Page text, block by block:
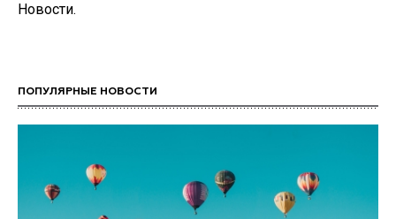
Новости.
ПОПУЛЯРНЫЕ НОВОСТИ